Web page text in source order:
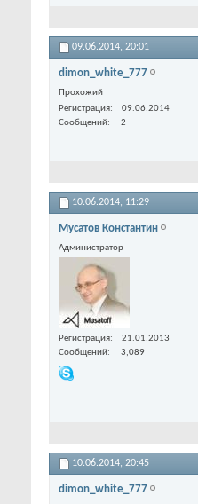
09.06.2014, 20:01
dimon_white_777
Прохожий
Регистрация
09.06.2014
Сообщений
2
10.06.2014, 11:29
Мусатов Константин
Администратор
Регистрация
21.01.2013
Сообщений
3,089
10.06.2014, 20:45
dimon_white_777